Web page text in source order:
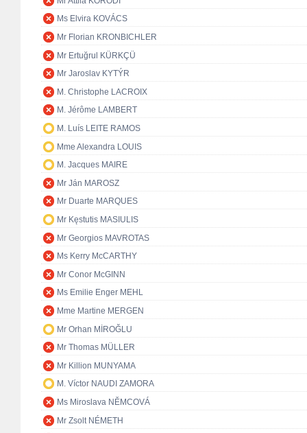
Ms Elvira KOVÁCS
Mr Florian KRONBICHLER
Mr Ertuğrul KÜRKÇÜ
Mr Jaroslav KYTÝR
M. Christophe LACROIX
M. Jérôme LAMBERT
M. Luís LEITE RAMOS
Mme Alexandra LOUIS
M. Jacques MAIRE
Mr Ján MAROSZ
Mr Duarte MARQUES
Mr Kęstutis MASIULIS
Mr Georgios MAVROTAS
Ms Kerry McCARTHY
Mr Conor McGINN
Ms Emilie Enger MEHL
Mme Martine MERGEN
Mr Orhan MİROĞLU
Mr Thomas MÜLLER
Mr Killion MUNYAMA
M. Víctor NAUDI ZAMORA
Ms Miroslava NĚMCOVÁ
Mr Zsolt NÉMETH